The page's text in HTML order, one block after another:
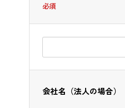
れ
て
い
る
画
必須
会社名（法人の場合）